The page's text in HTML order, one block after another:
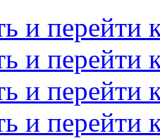
и перейти
и перейти
и перейти
и перейти